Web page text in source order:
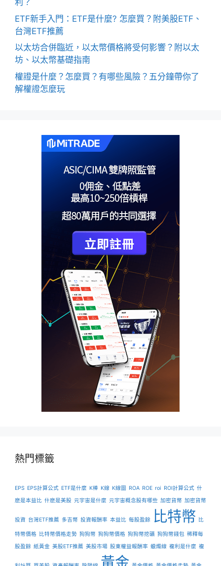
利？
ETF新手入門：ETF是什麼? 怎麼買？附美股ETF、
台灣ETF推薦
以太坊合併臨近，以太幣價格將受何影響？附以太
坊、以太幣基礎指南
權證是什麼？怎麼買？有哪些風險？五分鐘帶你了
解權證怎麼玩
熱門標籤
EPS EPS計算公式 ETF是什麼 K棒 K線 K線圖 ROA ROE roi ROI計算公式 什
麽是本益比 什麽是美股 元宇宙是什麼 元宇宙概念股有哪些 加密貨幣 加密貨幣
投資 台灣ETF推薦 多吉幣 投資報酬率 本益比 每股盈餘 比特幣 比
特幣價格 比特幣價格走勢 狗狗幣 狗狗幣價格 狗狗幣挖礦 狗狗幣錢包 稀釋每
股盈餘 紙黃金 美股ETF推薦 美股市場 股東權益報酬率 蠟燭線 複利是什麼 複
黃金